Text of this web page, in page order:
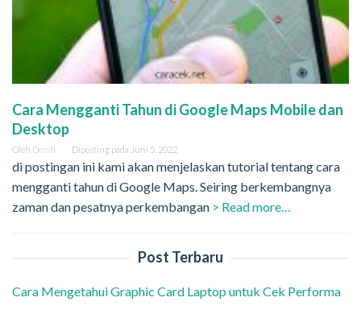
Cara Mengganti Tahun di Google Maps Mobile dan
Desktop
Oleh Dendi Diposting pada Juni 5, 2022
di postingan ini kami akan menjelaskan tutorial tentang cara
mengganti tahun di Google Maps. Seiring berkembangnya
zaman dan pesatnya perkembangan > Read more…
Post Terbaru
Cara Mengetahui Graphic Card Laptop untuk Cek Performa